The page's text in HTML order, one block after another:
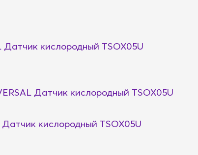
Датчик кислородный TSOX05U
Датчик кислородный TSOX05U
кислородный TSOX05U